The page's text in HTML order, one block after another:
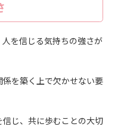
を信じる気持ちの強さが
を築く上で欠かせない要
じ、共に歩むことの大切